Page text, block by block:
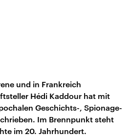
und in Frankreich
Hédi Kaddour hat mit
Geschichts-, Spionage-
Im Brennpunkt steht
im 20. Jahrhundert.